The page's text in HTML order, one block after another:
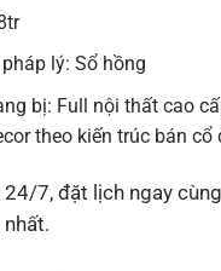
lý: Sổ hồng
bị: Full nội thất cao
theo kiến trúc bán cổ
24/7, đặt lịch ngay